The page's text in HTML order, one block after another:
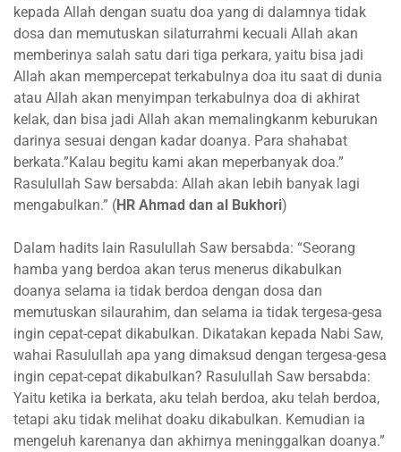
kepada Allah dengan suatu doa yang di dalamnya tidak
dosa dan memutuskan silaturrahmi kecuali Allah akan
memberinya salah satu dari tiga perkara, yaitu bisa jadi
Allah akan mempercepat terkabulnya doa itu saat di dunia
atau Allah akan menyimpan terkabulnya doa di akhirat
kelak, dan bisa jadi Allah akan memalingkanm keburukan
darinya sesuai dengan kadar doanya. Para shahabat
berkata.”Kalau begitu kami akan meperbanyak doa.”
Rasulullah Saw bersabda: Allah akan lebih banyak lagi
mengabulkan.” (HR Ahmad dan al Bukhori)
Dalam hadits lain Rasulullah Saw bersabda: “Seorang
hamba yang berdoa akan terus menerus dikabulkan
doanya selama ia tidak berdoa dengan dosa dan
memutuskan silaurahim, dan selama ia tidak tergesa-gesa
ingin cepat-cepat dikabulkan. Dikatakan kepada Nabi Saw,
wahai Rasulullah apa yang dimaksud dengan tergesa-gesa
ingin cepat-cepat dikabulkan? Rasulullah Saw bersabda:
Yaitu ketika ia berkata, aku telah berdoa, aku telah berdoa,
tetapi aku tidak melihat doaku dikabulkan. Kemudian ia
mengeluh karenanya dan akhirnya meninggalkan doanya.”